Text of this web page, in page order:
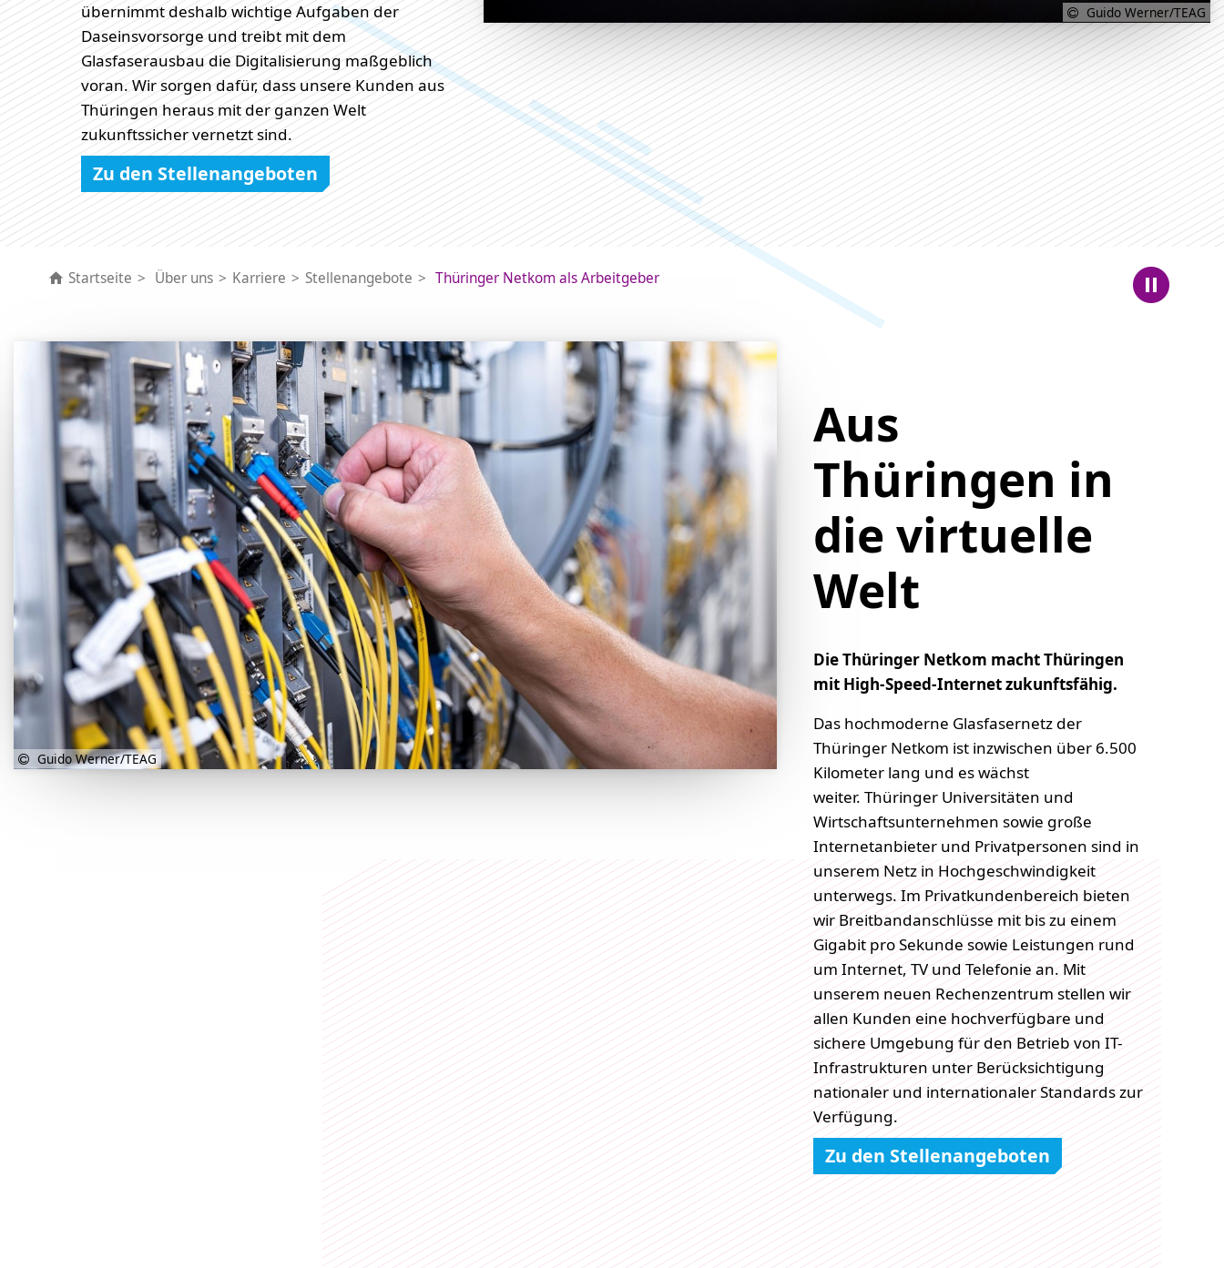
Guido Werner/TEAG
übernimmt deshalb wichtige Aufgaben der
Daseinsvorsorge und treibt mit dem
Glasfaserausbau die Digitalisierung maßgeblich
voran. Wir sorgen dafür, dass unsere Kunden aus
Thüringen heraus mit der ganzen Welt
zukunftssicher vernetzt sind.
Zu den Stellenangeboten
Startseite Über uns Karriere Stellenangebote Thüringer Netkom als Arbeitgeber
Guido Werner/TEAG
Aus
Thüringen in
die virtuelle
Welt
Die Thüringer Netkom macht Thüringen
mit High-Speed-Internet zukunftsfähig.
Das hochmoderne Glasfasernetz der
Thüringer Netkom ist inzwischen über 6.500
Kilometer lang und es wächst
weiter. Thüringer Universitäten und
Wirtschaftsunternehmen sowie große
Internetanbieter und Privatpersonen sind in
unserem Netz in Hochgeschwindigkeit
unterwegs. Im Privatkundenbereich bieten
wir Breitbandanschlüsse mit bis zu einem
Gigabit pro Sekunde sowie Leistungen rund
um Internet, TV und Telefonie an. Mit
unserem neuen Rechenzentrum stellen wir
allen Kunden eine hochverfügbare und
sichere Umgebung für den Betrieb von IT-
Infrastrukturen unter Berücksichtigung
nationaler und internationaler Standards zur
Verfügung.
Zu den Stellenangeboten